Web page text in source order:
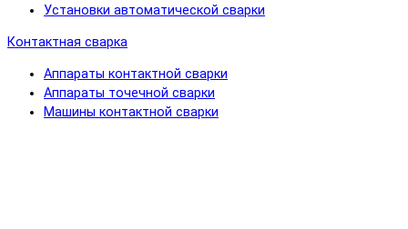
Установки автоматической сварки
Контактная сварка
Аппараты контактной сварки
Аппараты точечной сварки
Машины контактной сварки